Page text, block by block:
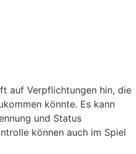
auf Verpflichtungen hin, die
könnte. Es kann
und Status
können auch im Spiel